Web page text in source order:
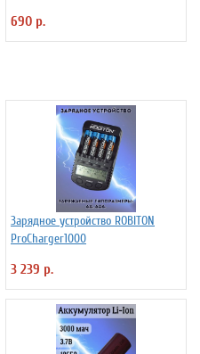
690 р.
Зарядное устройство ROBITON
ProCharger1000
3 239 р.